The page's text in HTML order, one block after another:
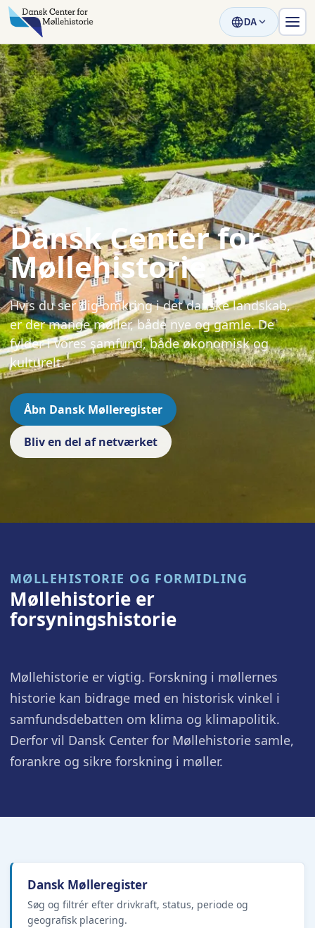
DA
Dansk Center for
Møllehistorie
Hvis du ser dig omkring i det danske landskab,
er der mange møller, både nye og gamle. De
fylder i vores samfund, både økonomisk og
kulturelt.
Åbn Dansk Mølleregister
Bliv en del af netværket
MØLLEHISTORIE OG FORMIDLING
Møllehistorie er
forsyningshistorie
Møllehistorie er vigtig. Forskning i møllernes
historie kan bidrage med en historisk vinkel i
samfundsdebatten om klima og klimapolitik.
Derfor vil Dansk Center for Møllehistorie samle,
forankre og sikre forskning i møller.
Dansk Mølleregister
Søg og filtrér efter drivkraft, status, periode og
geografisk placering.